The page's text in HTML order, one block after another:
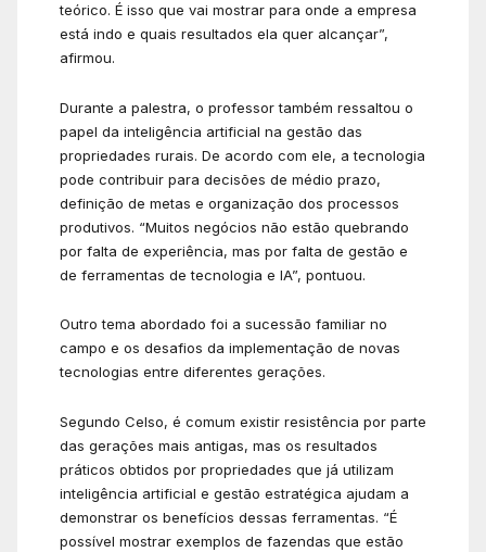
teórico. É isso que vai mostrar para onde a empresa
está indo e quais resultados ela quer alcançar”,
afirmou.
Durante a palestra, o professor também ressaltou o
papel da inteligência artificial na gestão das
propriedades rurais. De acordo com ele, a tecnologia
pode contribuir para decisões de médio prazo,
definição de metas e organização dos processos
produtivos. “Muitos negócios não estão quebrando
por falta de experiência, mas por falta de gestão e
de ferramentas de tecnologia e IA”, pontuou.
Outro tema abordado foi a sucessão familiar no
campo e os desafios da implementação de novas
tecnologias entre diferentes gerações.
Segundo Celso, é comum existir resistência por parte
das gerações mais antigas, mas os resultados
práticos obtidos por propriedades que já utilizam
inteligência artificial e gestão estratégica ajudam a
demonstrar os benefícios dessas ferramentas. “É
possível mostrar exemplos de fazendas que estão